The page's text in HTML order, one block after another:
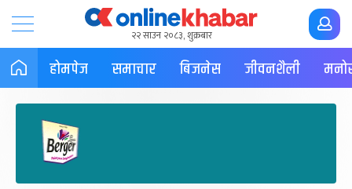
२२ साउन २०८३, शुक्रबार
होमपेज समाचार बिजनेस जीवनशैली